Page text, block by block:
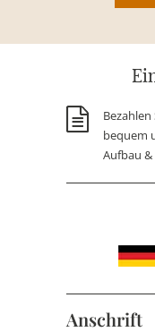
bequem
Aufbau
Anschrift